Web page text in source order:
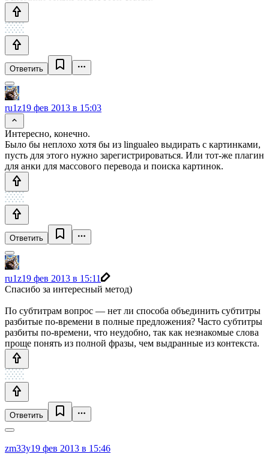
Ответить
ru1z19 фев 2013 в 15:03
Интересно, конечно.
Было бы неплохо хотя бы из lingualeo выдирать с картинками,
пусть для этого нужно зарегистрироваться. Или тот-же плагин
для анки для массового перевода и поиска картинок.
Ответить
ru1z19 фев 2013 в 15:11
Спасибо за интересный метод)
По субтитрам вопрос — нет ли способа объединить субтитры
разбитые по-времени в полные предложения? Часто субтитры
разбиты по-времени, что неудобно, так как незнакомые слова
проще понять из полной фразы, чем выдранные из контекста.
Ответить
zm33y19 фев 2013 в 15:46